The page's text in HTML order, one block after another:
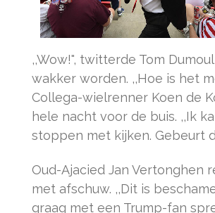
,,Wow!", twitterde Tom
wakker worden. ,,Hoe is het
Collega-wielrenner Koen de
hele nacht voor de buis. ,,Ik
stoppen met kijken. Gebeurt
Oud-Ajacied Jan Vertonghen
met afschuw. ,,Dit is
graag met een Trump-fan